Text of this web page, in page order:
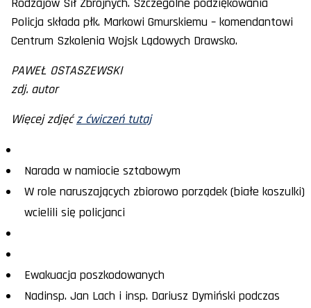
Rodzajów Sił Zbrojnych. Szczególne podziękowania
Policja składa płk. Markowi Gmurskiemu – komendantowi
Centrum Szkolenia Wojsk Lądowych Drawsko.
PAWEŁ OSTASZEWSKI
zdj. autor
Więcej zdjęćz ćwiczeń tutaj
Narada w namiocie sztabowym
W role naruszających zbiorowo porządek (białe koszulki)
wcielili się policjanci
Ewakuacja poszkodowanych
Nadinsp. Jan Lach i insp. Dariusz Dymiński podczas